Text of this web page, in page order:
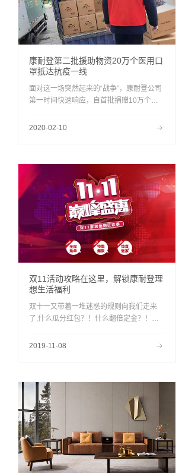
康耐登第二批援助物资20万个医用口
罩抵达抗疫一线
面对这一场突然起来的“战争”，康耐登公司
第一时间快速响应，自首批捐赠10万个医
——20万个医用口罩，也于近日送达黄冈
2020-02-10
双11活动攻略在这里，解锁康耐登理
想生活福利
双十一又带着一堆迷惑的规则向我们走来
了,什么瓜分红包？！什么翻倍定金？！什
2019-11-08